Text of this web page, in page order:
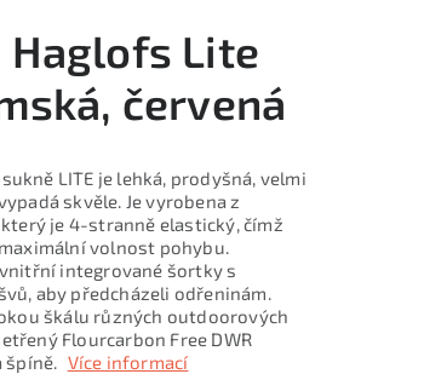
Haglofs Lite
červená
LITE je lehká, prodyšná, velmi
skvěle. Je vyrobena z
je 4-stranně elastický, čímž
volnost pohybu.
integrované šortky s
aby předcházeli odřeninám.
škálu různých outdoorových
Flourcarbon Free DWR
špíně. Více informací